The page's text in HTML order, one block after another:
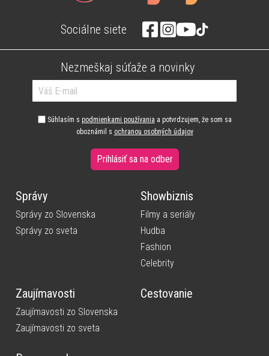
Sociálne siete
Nezmeškaj súťaže a novinky
Súhlasím s podmienkami používania a potvrdzujem, že som sa
oboznámil s ochranou osobných údajov
Prihlásiť sa na odber
Správy
Správy zo Slovenska
Správy zo sveta
Showbiznis
Filmy a seriály
Hudba
Fashion
Celebrity
Zaujímavosti
Zaujímavosti zo Slovenska
Zaujímavosti zo sveta
Cestovanie